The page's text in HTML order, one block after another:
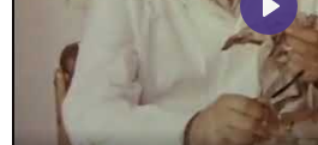
Play